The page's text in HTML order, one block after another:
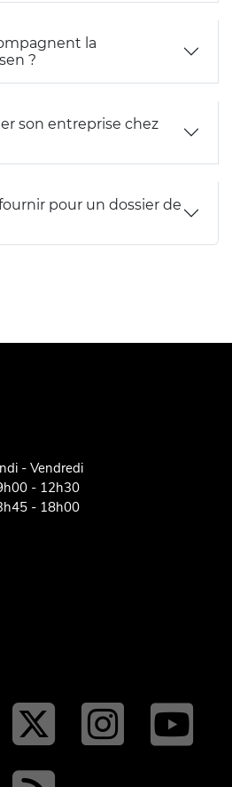
la
?
son entreprise chez
pour un dossier de
- Vendredi
- 12h30
- 18h00